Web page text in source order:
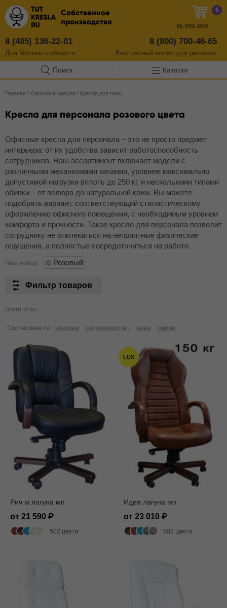
Собственное
производство
8 (495) 136-22-01
Для Москвы и области
8 (800) 700-46-65
Бесплатный номер для регионов
5
№ 000-000
Поиск Каталог
Главная / Офисные кресла /
Кресла для персонала розового цвета
Офисные кресла для персонала – это не просто предмет
интерьера: от их удобства зависит работоспособность
сотрудников. Наш ассортимент включает модели с
различными механизмами качания, уровнем максимально
допустимой нагрузки вплоть до 250 кг, и несколькими типами
обивки – от велюра до натуральной кожи. Вы можете
подобрать вариант, соответствующий стилистическому
оформлению офисного помещения, с необходимым уровнем
комфорта и прочности. Такое кресло для персонала позволит
сотруднику не отвлекаться на неприятные физические
ощущения, а полностью сосредоточиться на работе.
Ваш выбор: Розовый
Фильтр товаров
Всего: 8 шт.
Сортировка по: новизне популярности ↓ цене скидке
Рич м лагуна мп
от 21 590
502 цвета
LUX
Идея лагуна мп
от 23 010
502 цвета